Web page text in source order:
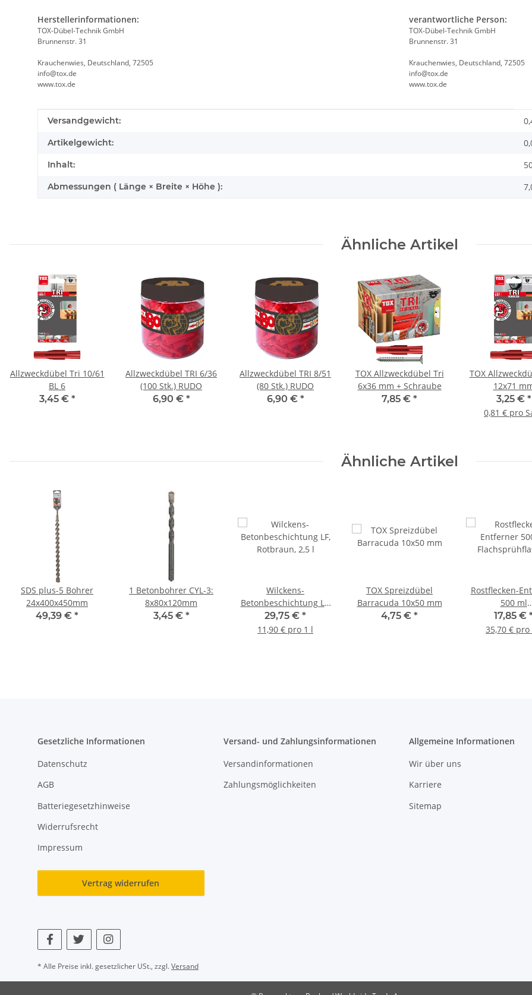
Herstellerinformationen:
TOX-Dübel-Technik GmbH
Brunnenstr. 31
Krauchenwies, Deutschland, 72505
info@tox.de
www.tox.de
verantwortliche Person:
TOX-Dübel-Technik GmbH
Brunnenstr. 31
Krauchenwies, Deutschland, 72505
info@tox.de
www.tox.de
Produkteigenschaft
Wert
Versandgewicht:
Artikelgewicht:
Inhalt:
Abmessungen ( Länge × Breite × Höhe ):
Ähnliche Artikel
Allzweckdübel Tri 10/61
BL 6
3,45 € *
Allzweckdübel TRI 6/36
(100 Stk.) RUDO
6,90 € *
Allzweckdübel TRI 8/51
(80 Stk.) RUDO
6,90 € *
TOX Allzweckdübel Tri
6x36 mm + Schraube
7,85 € *
TOX
12x71
3,25 € *
0,81 € pro
Ähnliche Artikel
SDS plus-5 Bohrer
24x400x450mm
49,39 € *
1 Betonbohrer CYL-3:
8x80x120mm
3,45 € *
Wilckens-
Betonbeschichtung LF,
Rotbraun, 2,5 l
29,75 € *
11,90 € pro 1 l
TOX Spreizdübel
Barracuda 10x50 mm
4,75 € *
Rostflecken-
500 ml
17,85 €
35,70 € pro
Gesetzliche Informationen
Datenschutz
AGB
Batteriegesetzhinweise
Widerrufsrecht
Impressum
Vertrag widerrufen
Versand- und Zahlungsinformationen
Versandinformationen
Zahlungsmöglichkeiten
Allgemeine Informationen
Wir über uns
Karriere
Sitemap
* Alle Preise inkl. gesetzlicher USt., zzgl.Versand